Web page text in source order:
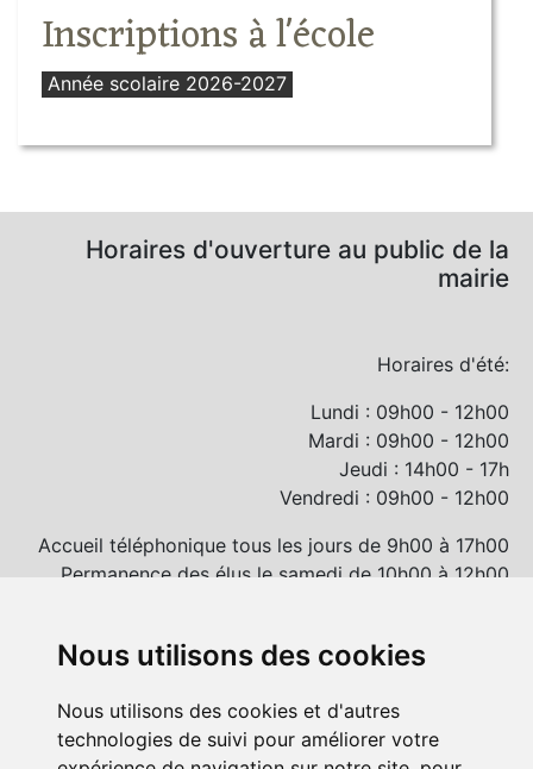
Nous utilisons des cookies
Nous utilisons des cookies et d'autres
technologies de suivi pour améliorer votre
Inscriptions à l'école
Année scolaire 2026-2027
Horaires d'ouverture au public de la
mairie
Horaires d'été:
Lundi : 09h00 - 12h00
Mardi : 09h00 - 12h00
Jeudi : 14h00 - 17h
Vendredi : 09h00 - 12h00
Accueil téléphonique tous les jours de 9h00 à 17h00
Permanence des élus le samedi de 10h00 à 12h00